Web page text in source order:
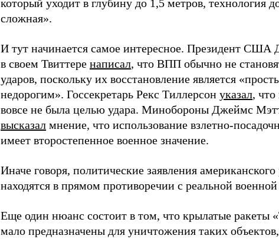
который уходит в глубину до 1,5 метров, технология
сложная».
И тут начинается самое интересное. Президент США
в своем Твиттере написал, что ВПП обычно не
ударов, поскольку их восстановление является
недорогим». Госсекретарь Рекс Тиллерсон указал, что
вовсе не была целью удара. Минобороны Джеймс
высказал мнение, что использование взлетно-
имеет второстепенное военное значение.
Иначе говоря, политические заявления американского
находятся в прямом противоречии с реальной
Еще один нюанс состоит в том, что крылатые ракеты
мало предназначены для уничтожения таких